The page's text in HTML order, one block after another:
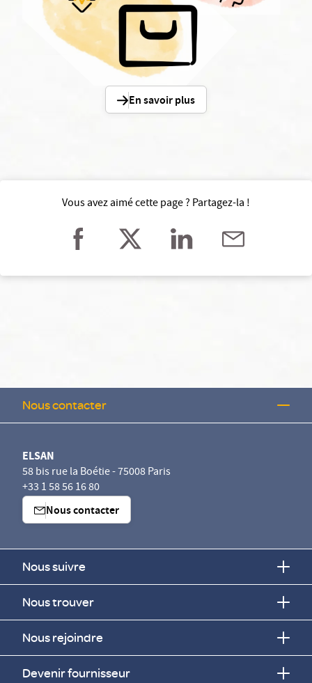
En savoir plus
Vous avez aimé cette page ? Partagez-la !
Nous contacter
ELSAN
58 bis rue la Boétie - 75008 Paris
+33 1 58 56 16 80
Nous contacter
Nous suivre
Nous trouver
Nous rejoindre
Devenir fournisseur